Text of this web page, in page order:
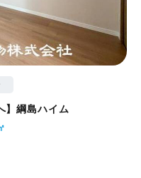
】綱島ハイム